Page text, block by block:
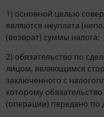
1) основной целью
являются неуплата
(возврат) суммы налога;
2) обязательство по
лицом, являющимся
заключенного с
которому
(операции) передано по